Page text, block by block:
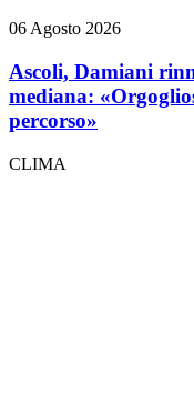
06 Agosto 2026
Ascoli, Damiani
mediana:
percorso»
CLIMA